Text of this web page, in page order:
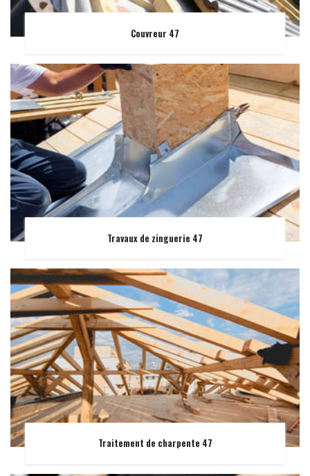
Couvreur 47
Travaux de zinguerie 47
Traitement de charpente 47